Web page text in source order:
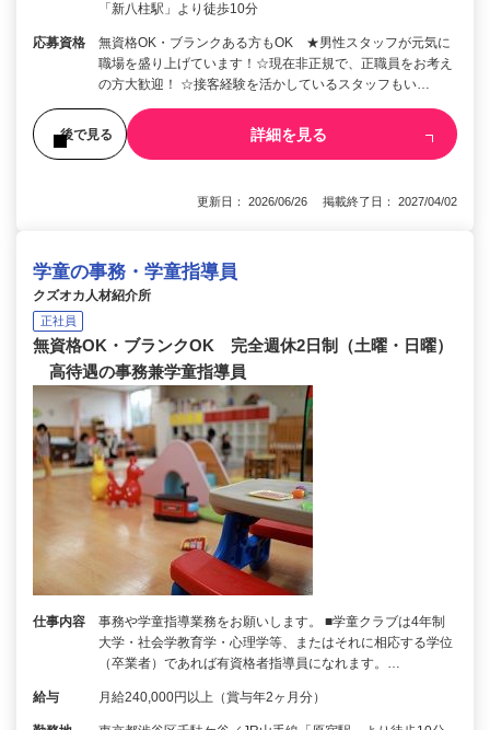
「新八柱駅」より徒歩10分
応募資格
無資格OK・ブランクある方もOK ★男性スタッフが元気に
職場を盛り上げています！☆現在非正規で、正職員をお考え
の方大歓迎！ ☆接客経験を活かしているスタッフもい…
後で見る 詳細を見る
更新日： 2026/06/26 掲載終了日： 2027/04/02
学童の事務・学童指導員
クズオカ人材紹介所
正社員
無資格OK・ブランクOK 完全週休2日制（土曜・日曜）
高待遇の事務兼学童指導員
仕事内容
事務や学童指導業務をお願いします。 ■学童クラブは4年制
大学・社会学教育学・心理学等、またはそれに相応する学位
（卒業者）であれば有資格者指導員になれます。…
給与 月給240,000円以上（賞与年2ヶ月分）